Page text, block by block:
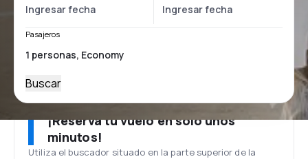
Pasajeros
Buscar
¡Reserva tu vuelo en solo unos
minutos!
Utiliza el buscador situado en la parte superior de la